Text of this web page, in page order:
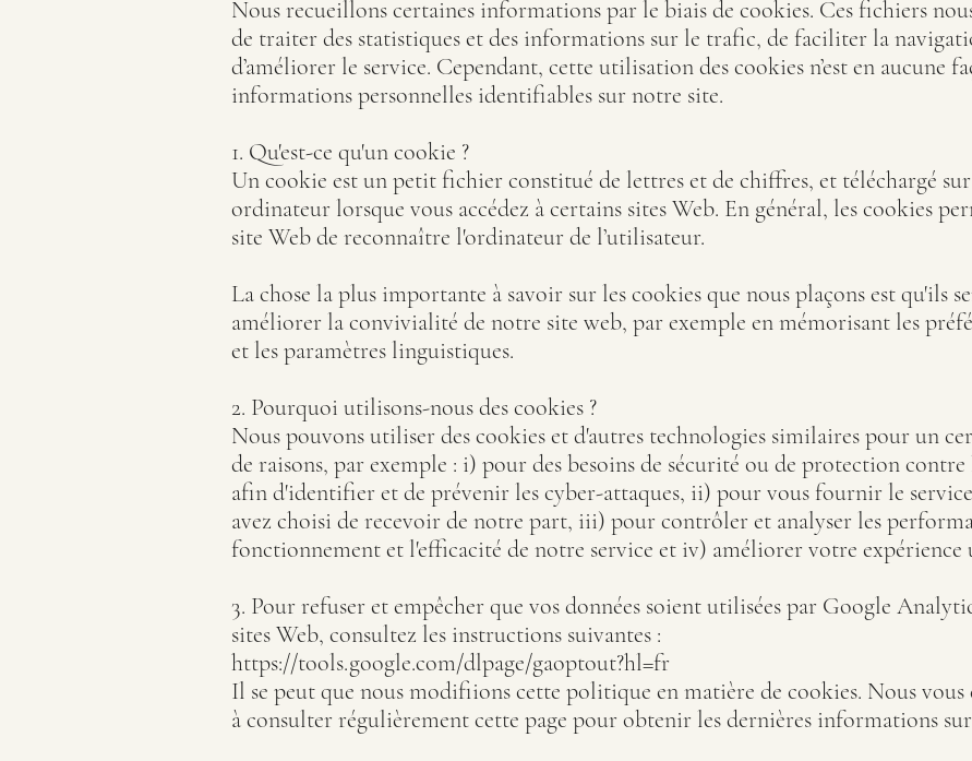
Nous recueillons certaines informations par le biais de cookies. Ces fichiers
de traiter des statistiques et des informations sur le trafic, de faciliter la
d’améliorer le service. Cependant, cette utilisation des cookies n’est en aucune
informations personnelles identifiables sur notre site.
1. Qu'est-ce qu'un cookie ?
Un cookie est un petit fichier constitué de lettres et de chiffres, et téléchargé
ordinateur lorsque vous accédez à certains sites Web. En général, les cookies
site Web de reconnaître l'ordinateur de l’utilisateur.
La chose la plus importante à savoir sur les cookies que nous plaçons est qu'ils
améliorer la convivialité de notre site web, par exemple en mémorisant les
et les paramètres linguistiques.
2. Pourquoi utilisons-nous des cookies ?
Nous pouvons utiliser des cookies et d'autres technologies similaires pour un
de raisons, par exemple : i) pour des besoins de sécurité ou de protection
afin d'identifier et de prévenir les cyber-attaques, ii) pour vous fournir le
avez choisi de recevoir de notre part, iii) pour contrôler et analyser les
fonctionnement et l'efficacité de notre service et iv) améliorer votre expérience
3. Pour refuser et empêcher que vos données soient utilisées par Google
sites Web, consultez les instructions suivantes :
https://tools.google.com/dlpage/gaoptout?hl=fr
Il se peut que nous modifiions cette politique en matière de cookies. Nous vous
à consulter régulièrement cette page pour obtenir les dernières informations